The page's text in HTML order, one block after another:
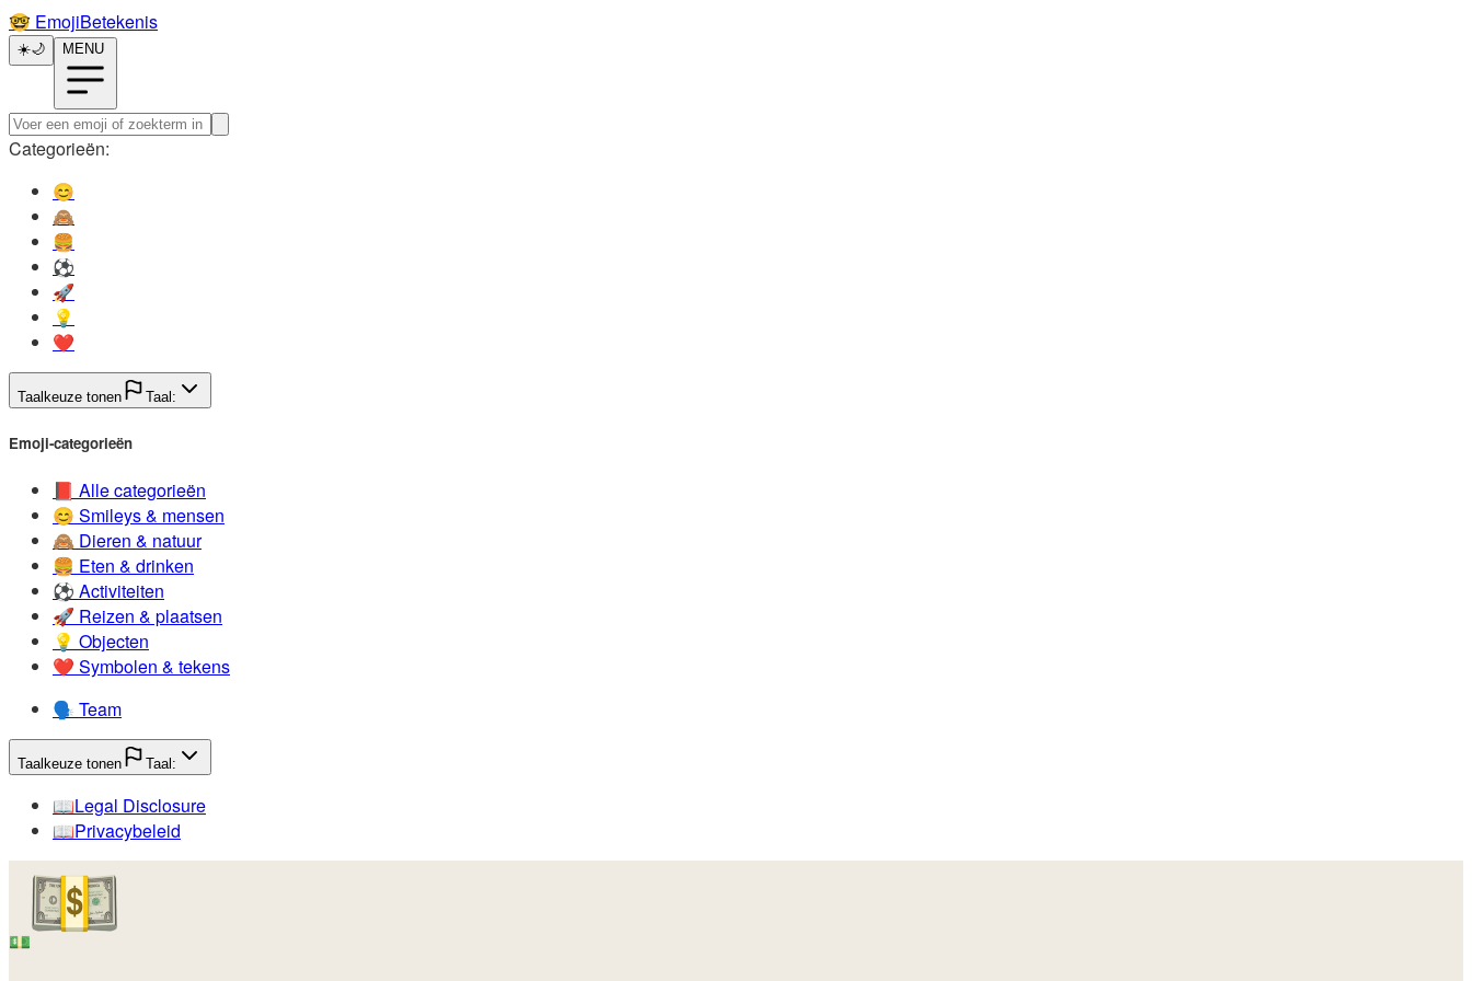
🤓️ EmojiBetekenis
☀️🌙 MENU
Categorieën:
😊️
🙈️
🍔️
⚽️
🚀️
💡️
❤️
Taalkeuze tonen Taal:
Emoji-categorieën
📕️ Alle categorieën
😊️ Smileys & mensen
🙈️ Dieren & natuur
🍔️ Eten & drinken
⚽️ Activiteiten
🚀️ Reizen & plaatsen
💡️ Objecten
❤️ Symbolen & tekens
🗣️ Team
Taalkeuze tonen Taal:
📖️Legal Disclosure
📖️Privacybeleid
💵